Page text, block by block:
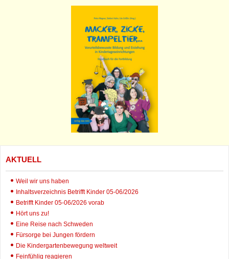
AKTUELL
Weil wir uns haben
Inhaltsverzeichnis Betrifft Kinder 05-06/2026
Betrifft Kinder 05-06/2026 vorab
Hört uns zu!
Eine Reise nach Schweden
Fürsorge bei Jungen fördern
Die Kindergartenbewegung weltweit
Feinfühlig reagieren